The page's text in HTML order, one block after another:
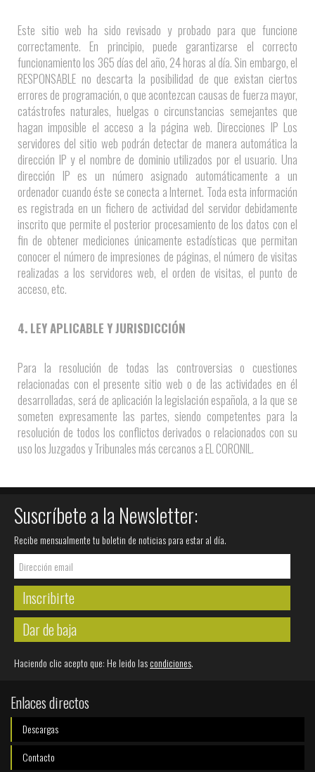
Este sitio web ha sido revisado y probado para que funcione
correctamente. En principio, puede garantizarse el correcto
funcionamiento los 365 días del año, 24 horas al día. Sin embargo, el
RESPONSABLE no descarta la posibilidad de que existan ciertos
errores de programación, o que acontezcan causas de fuerza mayor,
catástrofes naturales, huelgas o circunstancias semejantes que
hagan imposible el acceso a la página web. Direcciones IP Los
servidores del sitio web podrán detectar de manera automática la
dirección IP y el nombre de dominio utilizados por el usuario. Una
dirección IP es un número asignado automáticamente a un
ordenador cuando éste se conecta a Internet. Toda esta información
es registrada en un fichero de actividad del servidor debidamente
inscrito que permite el posterior procesamiento de los datos con el
fin de obtener mediciones únicamente estadísticas que permitan
conocer el número de impresiones de páginas, el número de visitas
realizadas a los servidores web, el orden de visitas, el punto de
acceso, etc.
4. LEY APLICABLE Y JURISDICCIÓN
Para la resolución de todas las controversias o cuestiones
relacionadas con el presente sitio web o de las actividades en él
desarrolladas, será de aplicación la legislación española, a la que se
someten expresamente las partes, siendo competentes para la
resolución de todos los conflictos derivados o relacionados con su
uso los Juzgados y Tribunales más cercanos a EL CORONIL.
Suscríbete a la Newsletter:
Recibe mensualmente tu boletin de noticias para estar al día.
Inscribirte
Dar de baja
Haciendo clic acepto que: He leido lascondiciones.
Enlaces directos
Descargas
Contacto